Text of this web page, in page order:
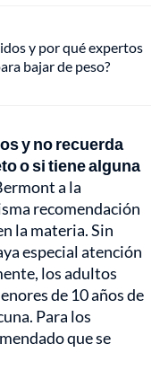
y por qué expertos
bajar de peso?
y no recuerda
o si tiene alguna
a la
recomendación
la materia. Sin
especial atención
los adultos
de 10 años de
Para los
que se